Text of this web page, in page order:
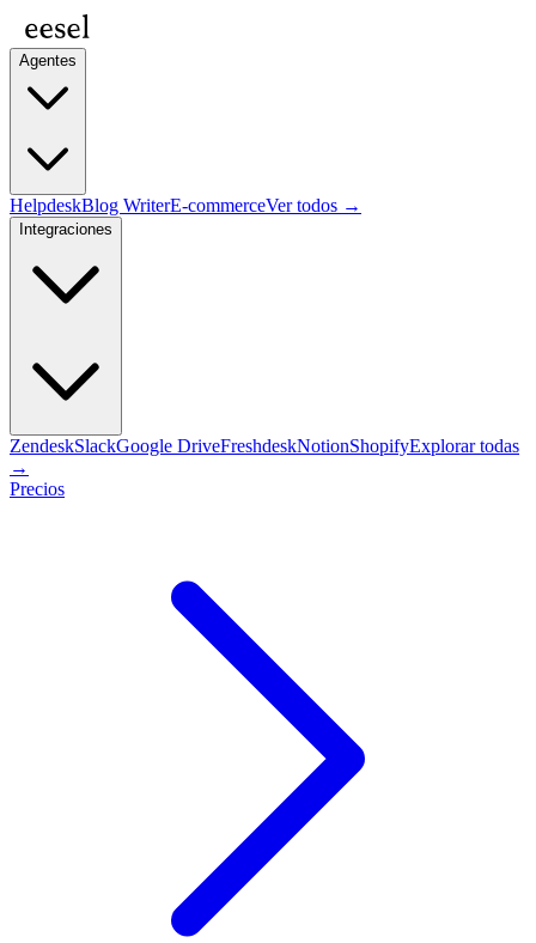
Agentes
HelpdeskBlog WriterE-commerceVer todos →
Integraciones
ZendeskSlackGoogle DriveFreshdeskNotionShopifyExplorar todas
→
Precios